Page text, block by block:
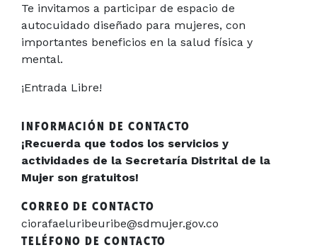
Te invitamos a participar de espacio de
autocuidado diseñado para mujeres, con
importantes beneficios en la salud física y
mental.
¡Entrada Libre!
INFORMACIÓN DE CONTACTO
¡Recuerda que todos los servicios y
actividades de la Secretaría Distrital de la
Mujer son gratuitos!
CORREO DE CONTACTO
ciorafaeluribeuribe@sdmujer.gov.co
TELÉFONO DE CONTACTO